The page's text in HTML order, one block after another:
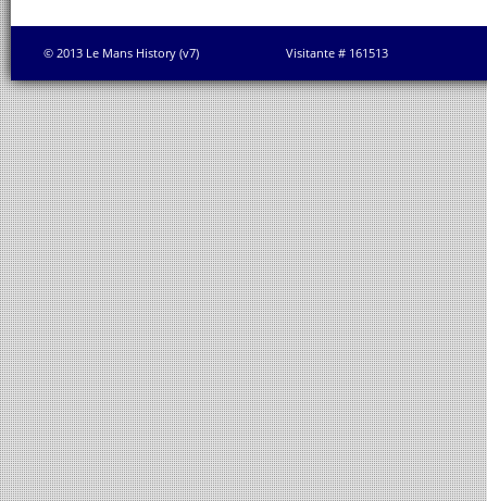
© 2013 Le Mans History (v7) Visitante # 161513